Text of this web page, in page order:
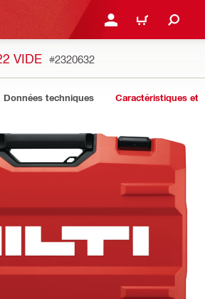
CONNEXION OU
PANIER
VIDE #2320632
Données techniques Caractéristiques et